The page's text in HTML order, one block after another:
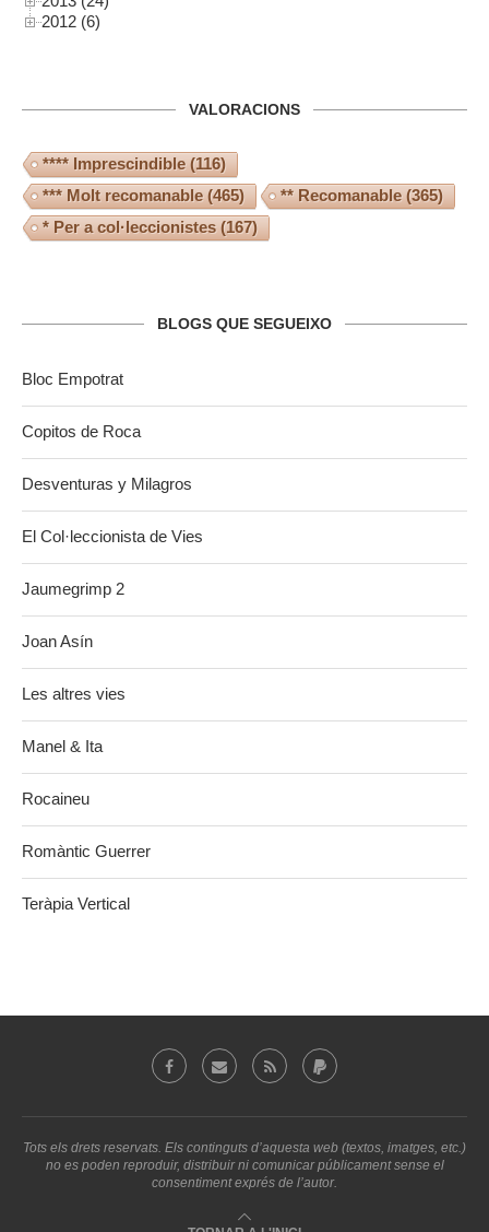
2012 (6)
VALORACIONS
**** Imprescindible(116)
*** Molt recomanable(465) ** Recomanable(365)
* Per a col·leccionistes (167)
BLOGS QUE SEGUEIXO
Bloc Empotrat
Copitos de Roca
Desventuras y Milagros
El Col·leccionista de Vies
Jaumegrimp 2
Joan Asín
Les altres vies
Manel & Ita
Rocaineu
Romàntic Guerrer
Teràpia Vertical
Tots els drets reservats. Els continguts d’aquesta web (textos, imatges, etc.)
no es poden reproduir, distribuir ni comunicar públicament sense el
consentiment exprés de l’autor.